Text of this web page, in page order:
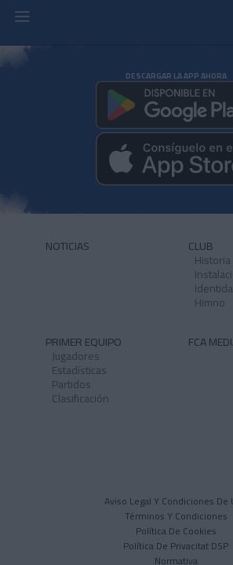
DESCARGAR LA APP AHORA
NOTICIAS CLUB
Historia
Himno
PRIMER EQUIPO
Jugadores
Estadísticas
Partidos
Clasificación
FCA
Aviso Legal Y Condiciones De
Términos Y Condiciones
Política De Cookies
Política De Privacitat DSP
Normativa